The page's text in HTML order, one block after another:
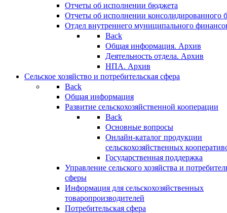
Отчеты об исполнении бюджета
Отчеты об исполнении консолидированного
Отдел внутреннего муниципального
Back
Общая информация. Архив
Деятельность отдела. Архив
НПА. Архив
Сельское хозяйство и потребительская сфера
Back
Общая информация
Развитие сельскохозяйственной кооперации
Back
Основные вопросы
Онлайн-каталог продукции
сельскохозяйственных
Государственная поддержка
Управление сельского хозяйства и
сферы
Информация для сельскохозяйственных
товаропроизводителей
Потребительская сфера